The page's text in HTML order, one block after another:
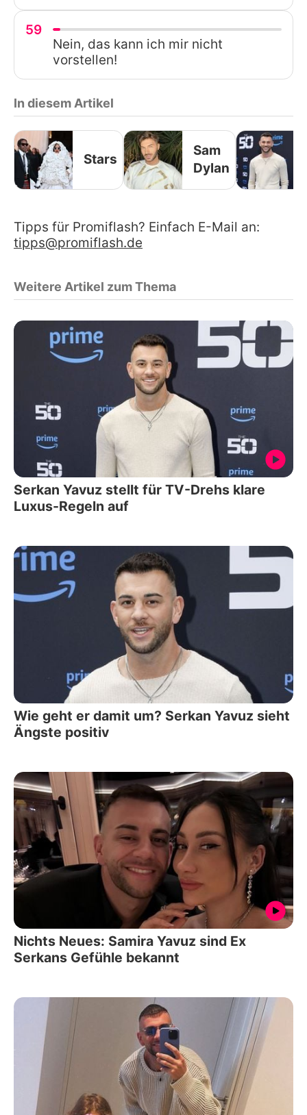
59
Nein, das kann ich mir nicht
vorstellen!
In diesem Artikel
Stars
Sam
Dylan
Tipps für Promiflash? Einfach E-Mail an:
tipps@promiflash.de
Weitere Artikel zum Thema
Serkan Yavuz stellt für TV-Drehs klare
Luxus-Regeln auf
Wie geht er damit um? Serkan Yavuz sieht
Ängste positiv
Nichts Neues: Samira Yavuz sind Ex
Serkans Gefühle bekannt